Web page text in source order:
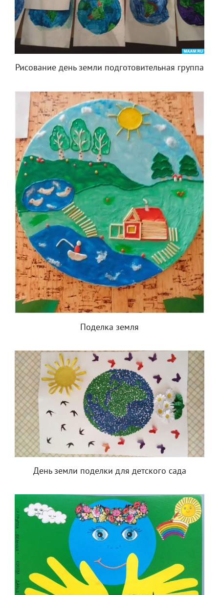
Рисование день земли подготовительная группа
Поделка земля
День земли поделки для детского сада